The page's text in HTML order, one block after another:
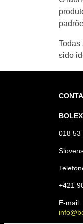
Todas
sido
018 53
+421
E-mail: